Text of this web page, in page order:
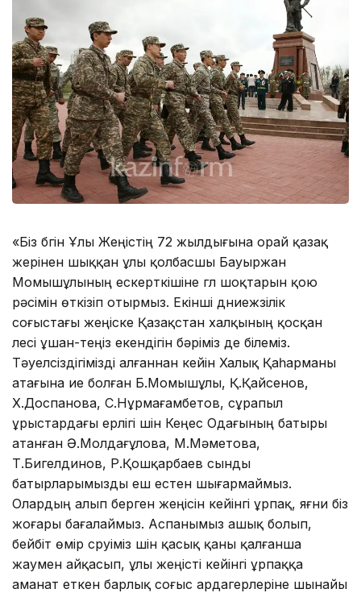
«Біз бүгін Ұлы Жеңістің 72 жылдығына орай қазақ
жерінен шыққан ұлы қолбасшы Бауыржан
Момышұлының ескерткішіне гүл шоқтарын қою
рәсімін өткізіп отырмыз. Екінші дүниежүзілік
соғыстағы жеңіске Қазақстан халқының қосқан
үлесі ұшан-теңіз екендігін бәріміз де білеміз.
Тәуелсіздігімізді алғаннан кейін Халық Қаһарманы
атағына ие болған Б.Момышұлы, Қ.Қайсенов,
Х.Доспанова, С.Нұрмағамбетов, сұрапыл
ұрыстардағы ерлігі үшін Кеңес Одағының батыры
атанған Ә.Молдағұлова, М.Мәметова,
Т.Бигелдинов, Р.Қошқарбаев сынды
батырларымызды еш естен шығармаймыз.
Олардың алып берген жеңісін кейінгі ұрпақ, яғни біз
жоғары бағалаймыз. Аспанымыз ашық болып,
бейбіт өмір сүруіміз үшін қасық қаны қалғанша
жаумен айқасып, ұлы жеңісті кейінгі ұрпаққа
аманат еткен барлық соғыс ардагерлеріне шынайы